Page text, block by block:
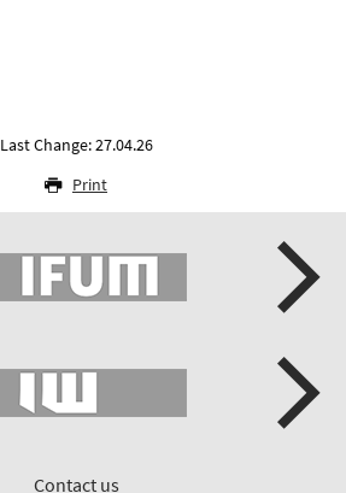
Last Change: 27.04.26
Print
Contact us